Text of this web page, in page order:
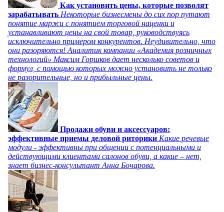
Как установить цены, которые позволят
зарабатывать Некоторые бизнесмены до сих пор путают
понятие маржи с понятием торговой наценки и
устанавливают цены на свой товар, руководствуясь
исключительно примером конкурентов. Неудивительно, что
они разоряются! Аналитик компании «Академия розничных
технологий» Максим Горшков дает несколько советов и
формул, с помощью которых можно установить не только
не разорительные, но и прибыльные цены.
Продажи обуви и аксессуаров:
эффективные приемы деловой риторики Какие речевые
модули - эффективны при общении с потенциальными и
действующими клиентами салонов обуви, а какие – нет,
знает бизнес-консультант Анна Бочарова.